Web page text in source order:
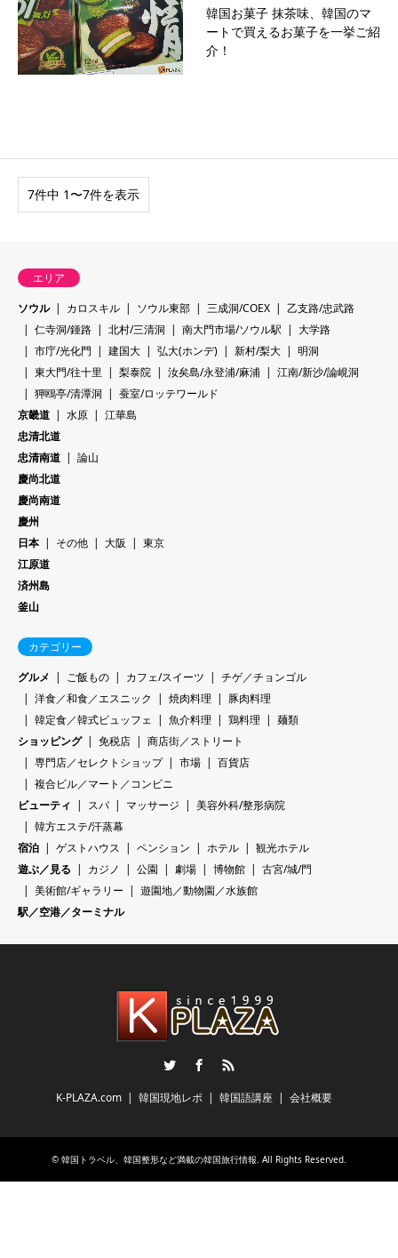
韓国お菓子 抹茶味、韓国のマ
ートで買えるお菓子を一挙ご紹
介！
7件中 1〜7件を表示
エリア
ソウル
カロスキル ソウル東部 三成洞/COEX
乙支路/忠武路
仁寺洞/鍾路
北村/三清洞 南大門市場/ソウル駅
大学路
市庁/光化門
建国大 弘大(ホンデ) 新村/梨大
明洞
東大門/往十里
梨泰院 汝矣島/永登浦/麻浦
江南/新沙/論峴洞
狎鴎亭/清潭洞
蚕室/ロッテワールド
京畿道
水原
江華島
忠清北道
忠清南道
論山
慶尚北道
慶尚南道
慶州
日本
その他 大阪
東京
江原道
済州島
釜山
カテゴリー
グルメ
ご飯もの カフェ/スイーツ
チゲ／チョンゴル
洋食／和食／エスニック
焼肉料理
豚肉料理
韓定食／韓式ビュッフェ
魚介料理 鶏料理
麺類
ショッピング
免税店
商店街／ストリート
専門店／セレクトショップ
市場
百貨店
複合ビル／マート／コンビニ
ビューティ
スパ マッサージ
美容外科/整形病院
韓方エステ/汗蒸幕
宿泊
ゲストハウス ペンション ホテル
観光ホテル
遊ぶ／見る
カジノ 公園 劇場 博物館
古宮/城/門
美術館/ギャラリー
遊園地／動物園／水族館
駅／空港／ターミナル
K-PLAZA.com 韓国現地レポ 韓国語講座 会社概要
© 韓国トラベル、韓国整形など満載の韓国旅行情報 . All Rights Reserved.